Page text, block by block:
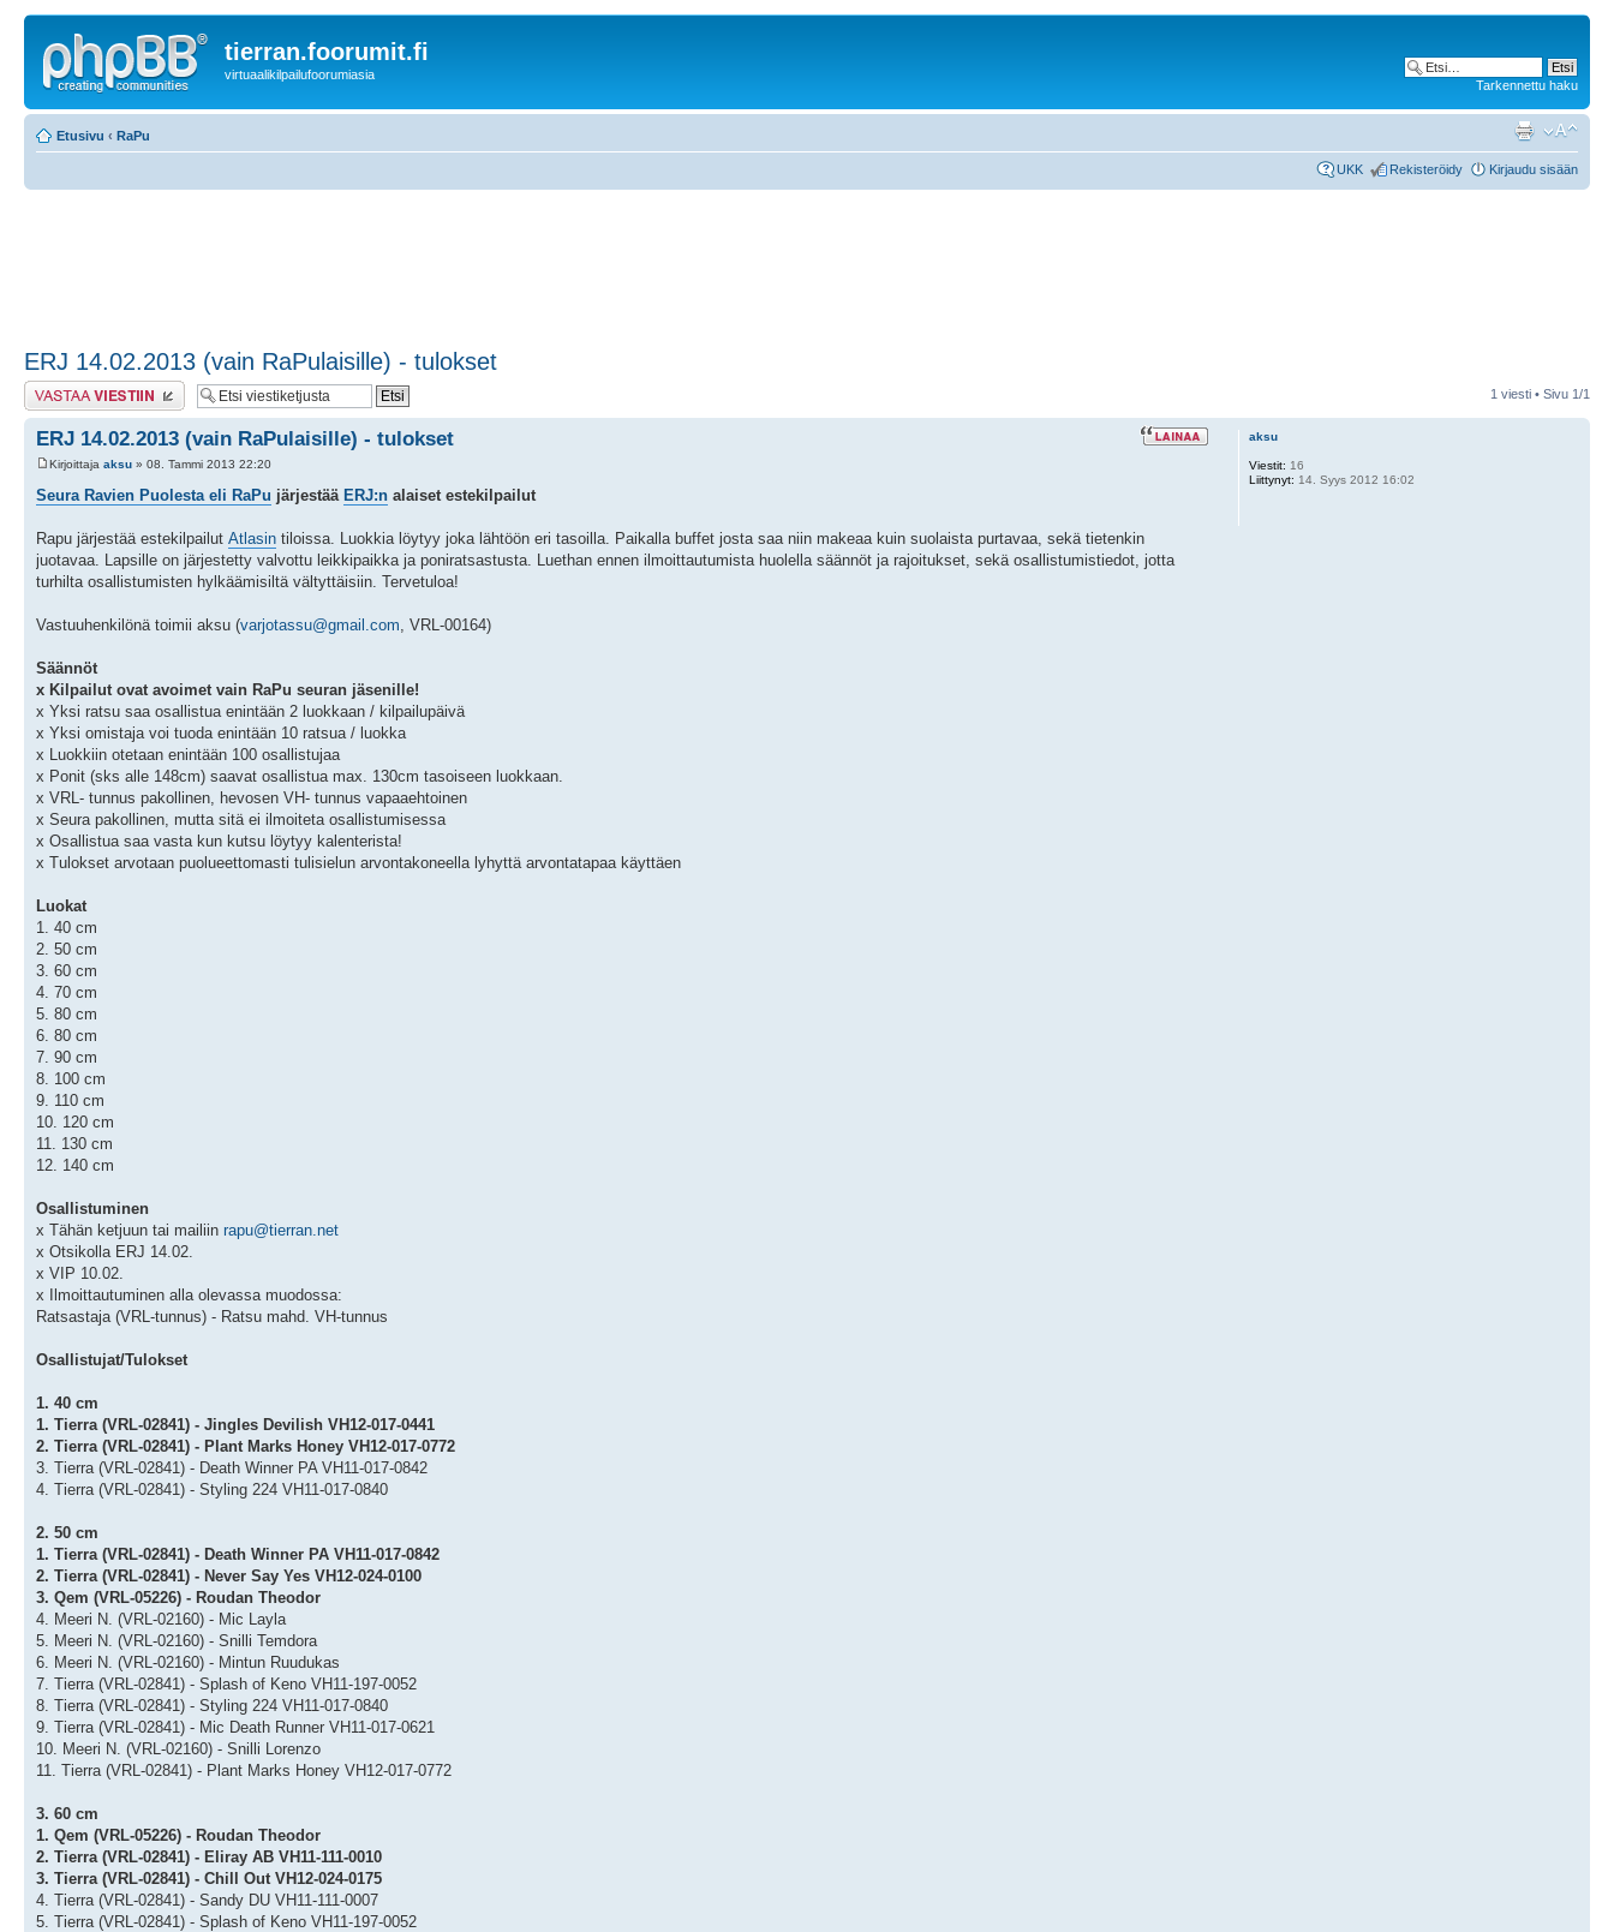
tierran.foorumit.fi
virtuaalikilpailufoorumiasia
Tarkennettu haku
Etusivu ‹ RaPu
UKK Rekisteröidy Kirjaudu sisään
ERJ 14.02.2013 (vain RaPulaisille) - tulokset
Lähetä vastaus 1 viesti • Sivu 1/1
ERJ 14.02.2013 (vain RaPulaisille) - tulokset
Kirjoittaja aksu » 08. Tammi 2013 22:20
Seura Ravien Puolesta eli RaPu järjestää ERJ:n alaiset estekilpailut
Rapu järjestää estekilpailut Atlasin tiloissa. Luokkia löytyy joka lähtöön eri tasoilla. Paikalla buffet josta saa niin makeaa kuin suolaista purtavaa, sekä tietenkin
juotavaa. Lapsille on järjestetty valvottu leikkipaikka ja poniratsastusta. Luethan ennen ilmoittautumista huolella säännöt ja rajoitukset, sekä osallistumistiedot, jotta
turhilta osallistumisten hylkäämisiltä vältyttäisiin. Tervetuloa!
Vastuuhenkilönä toimii aksu (varjotassu@gmail.com , VRL-00164)
Säännöt
x Kilpailut ovat avoimet vain RaPu seuran jäsenille!
x Yksi ratsu saa osallistua enintään 2 luokkaan / kilpailupäivä
x Yksi omistaja voi tuoda enintään 10 ratsua / luokka
x Luokkiin otetaan enintään 100 osallistujaa
x Ponit (sks alle 148cm) saavat osallistua max. 130cm tasoiseen luokkaan.
x VRL- tunnus pakollinen, hevosen VH- tunnus vapaaehtoinen
x Seura pakollinen, mutta sitä ei ilmoiteta osallistumisessa
x Osallistua saa vasta kun kutsu löytyy kalenterista!
x Tulokset arvotaan puolueettomasti tulisielun arvontakoneella lyhyttä arvontatapaa käyttäen
Luokat
1. 40 cm
2. 50 cm
3. 60 cm
4. 70 cm
5. 80 cm
6. 80 cm
7. 90 cm
8. 100 cm
9. 110 cm
10. 120 cm
11. 130 cm
12. 140 cm
Osallistuminen
x Tähän ketjuun tai mailiin rapu@tierran.net
x Otsikolla ERJ 14.02.
x VIP 10.02.
x Ilmoittautuminen alla olevassa muodossa:
Ratsastaja (VRL-tunnus) - Ratsu mahd. VH-tunnus
Osallistujat/Tulokset
1. 40 cm
1. Tierra (VRL-02841) - Jingles Devilish VH12-017-0441
2. Tierra (VRL-02841) - Plant Marks Honey VH12-017-0772
3. Tierra (VRL-02841) - Death Winner PA VH11-017-0842
4. Tierra (VRL-02841) - Styling 224 VH11-017-0840
2. 50 cm
1. Tierra (VRL-02841) - Death Winner PA VH11-017-0842
2. Tierra (VRL-02841) - Never Say Yes VH12-024-0100
3. Qem (VRL-05226) - Roudan Theodor
4. Meeri N. (VRL-02160) - Mic Layla
5. Meeri N. (VRL-02160) - Snilli Temdora
6. Meeri N. (VRL-02160) - Mintun Ruudukas
7. Tierra (VRL-02841) - Splash of Keno VH11-197-0052
8. Tierra (VRL-02841) - Styling 224 VH11-017-0840
9. Tierra (VRL-02841) - Mic Death Runner VH11-017-0621
10. Meeri N. (VRL-02160) - Snilli Lorenzo
11. Tierra (VRL-02841) - Plant Marks Honey VH12-017-0772
3. 60 cm
1. Qem (VRL-05226) - Roudan Theodor
2. Tierra (VRL-02841) - Eliray AB VH11-111-0010
3. Tierra (VRL-02841) - Chill Out VH12-024-0175
4. Tierra (VRL-02841) - Sandy DU VH11-111-0007
5. Tierra (VRL-02841) - Splash of Keno VH11-197-0052
aksu
Viestit: 16
Liittynyt: 14. Syys 2012 16:02